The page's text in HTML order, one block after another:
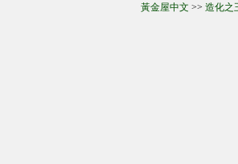
黃金屋中文 >> 造化之